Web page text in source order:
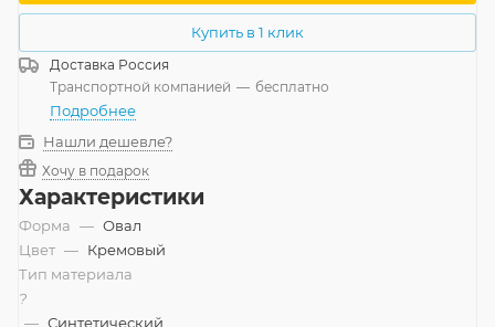
Купить в 1 клик
Доставка Россия
Транспортной компанией — бесплатно
Подробнее
Нашли дешевле?
Хочу в подарок
Характеристики
Форма — Овал
Цвет — Кремовый
Тип материала
?
— Синтетический